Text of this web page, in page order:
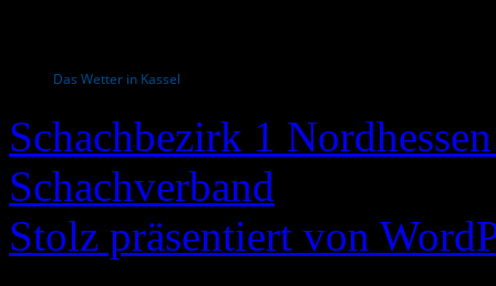
Das Wetter in Kassel
Schachbezirk 1
Schachverband
Stolz präsentiert von